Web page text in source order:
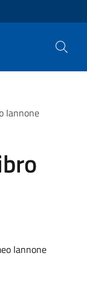
Iannone
Iannone